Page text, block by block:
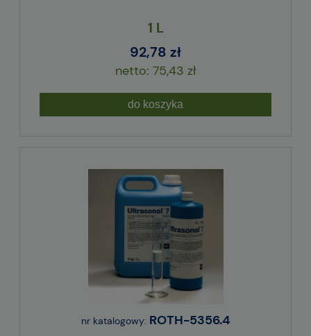
1 L
92,78 zł
75,43 zł
do koszyka
nr katalogowy: ROTH-5356.4